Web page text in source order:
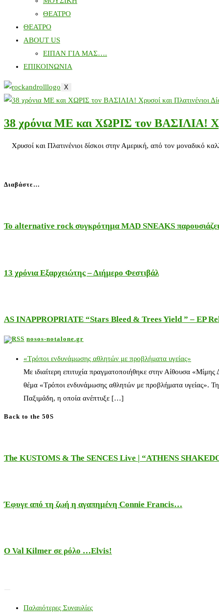
ΘΕΑΤΡΟ
ΘΕΑΤΡΟ
ABOUT US
ΕΙΠΑΝ ΓΙΑ ΜΑΣ….
ΕΠΙΚΟΙΝΩΝΙΑ
X
38 χρόνια ΜΕ και ΧΩΡΙΣ τον ΒΑΣΙΛΙΑ!
Χρυσοί και Πλατινένιοι δίσκοι στην Αμερική, από τον
Διαβάστε…
Το alternative rock συγκρότημα MAD SNEAKS
13 χρόνια Εξαρχειώτης – Διήμερο Φεστιβάλ
AS INAPPROPRIATE “Stars Bleed & Trees Yield ” – EP
nosos-notalone.gr
«Τρόποι ενδυνάμωσης αθλητών με προβλήματα υγείας»
Με ιδιαίτερη επιτυχία πραγματοποιήθηκε στην Αίθουσα
θέμα «Τρόποι ενδυνάμωσης αθλητών με προβλήματα υγείας».
Παξιμάδη, η οποία ανέπτυξε […]
Back to the 50S
The KUSTOMS & The SENCES Live | “ATHENS
Έφυγε από τη ζωή η αγαπημένη Connie Francis…
Ο Val Kilmer σε ρόλο …Elvis!
Παλαιότερες Συναυλίες